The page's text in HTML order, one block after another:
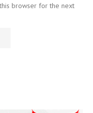
browser for the next